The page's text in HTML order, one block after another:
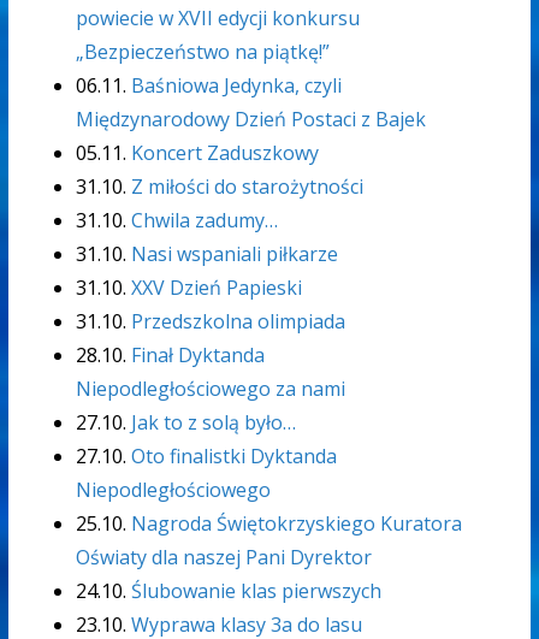
powiecie w XVII edycji konkursu
„Bezpieczeństwo na piątkę!”
06.11. Baśniowa Jedynka, czyli
Międzynarodowy Dzień Postaci z Bajek
05.11. Koncert Zaduszkowy
31.10. Z miłości do starożytności
31.10. Chwila zadumy…
31.10. Nasi wspaniali piłkarze
31.10. XXV Dzień Papieski
31.10. Przedszkolna olimpiada
28.10. Finał Dyktanda
Niepodległościowego za nami
27.10. Jak to z solą było…
27.10. Oto finalistki Dyktanda
Niepodległościowego
25.10. Nagroda Świętokrzyskiego Kuratora
Oświaty dla naszej Pani Dyrektor
24.10. Ślubowanie klas pierwszych
23.10. Wyprawa klasy 3a do lasu